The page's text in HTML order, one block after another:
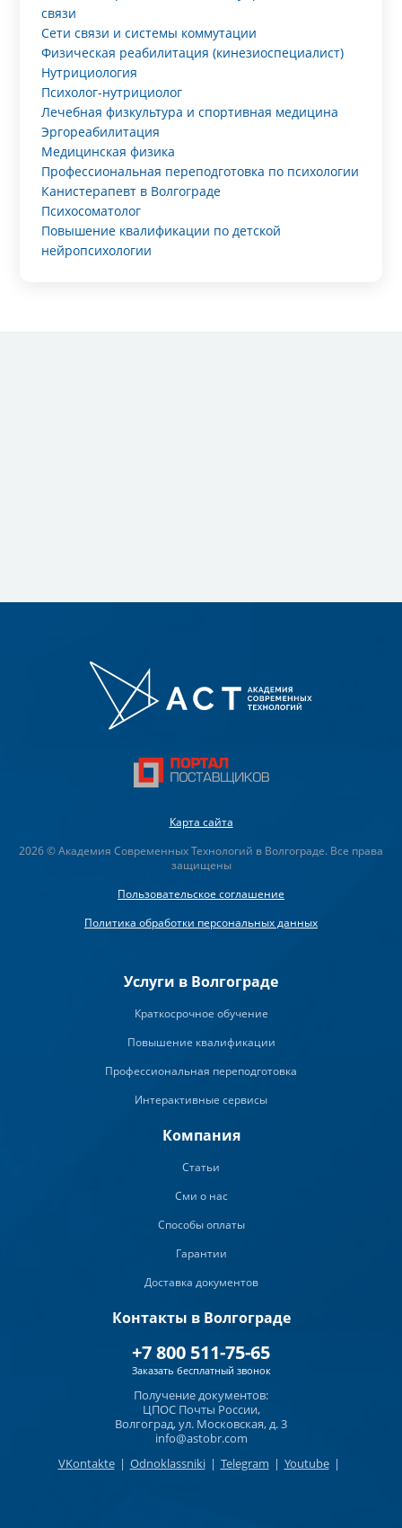
связи
Сети связи и системы коммутации
Физическая реабилитация (кинезиоспециалист)
Нутрициология
Психолог-нутрициолог
Лечебная физкультура и спортивная медицина
Эргореабилитация
Медицинская физика
Профессиональная переподготовка по психологии
Канистерапевт в Волгограде
Психосоматолог
Повышение квалификации по детской
нейропсихологии
Карта сайта
2026 © Академия Современных Технологий в Волгограде. Все права
защищены
Пользовательское соглашение
Политика обработки персональных данных
Услуги в Волгограде
Краткосрочное обучение
Повышение квалификации
Профессиональная переподготовка
Интерактивные сервисы
Компания
Статьи
Сми о нас
Способы оплаты
Гарантии
Доставка документов
Контакты в Волгограде
+7 800 511-75-65
Заказать бесплатный звонок
Получение документов:
ЦПОС Почты России,
Волгоград, ул. Московская, д. 3
info@astobr.com
VKontakte | Odnoklassniki | Telegram | Youtube |